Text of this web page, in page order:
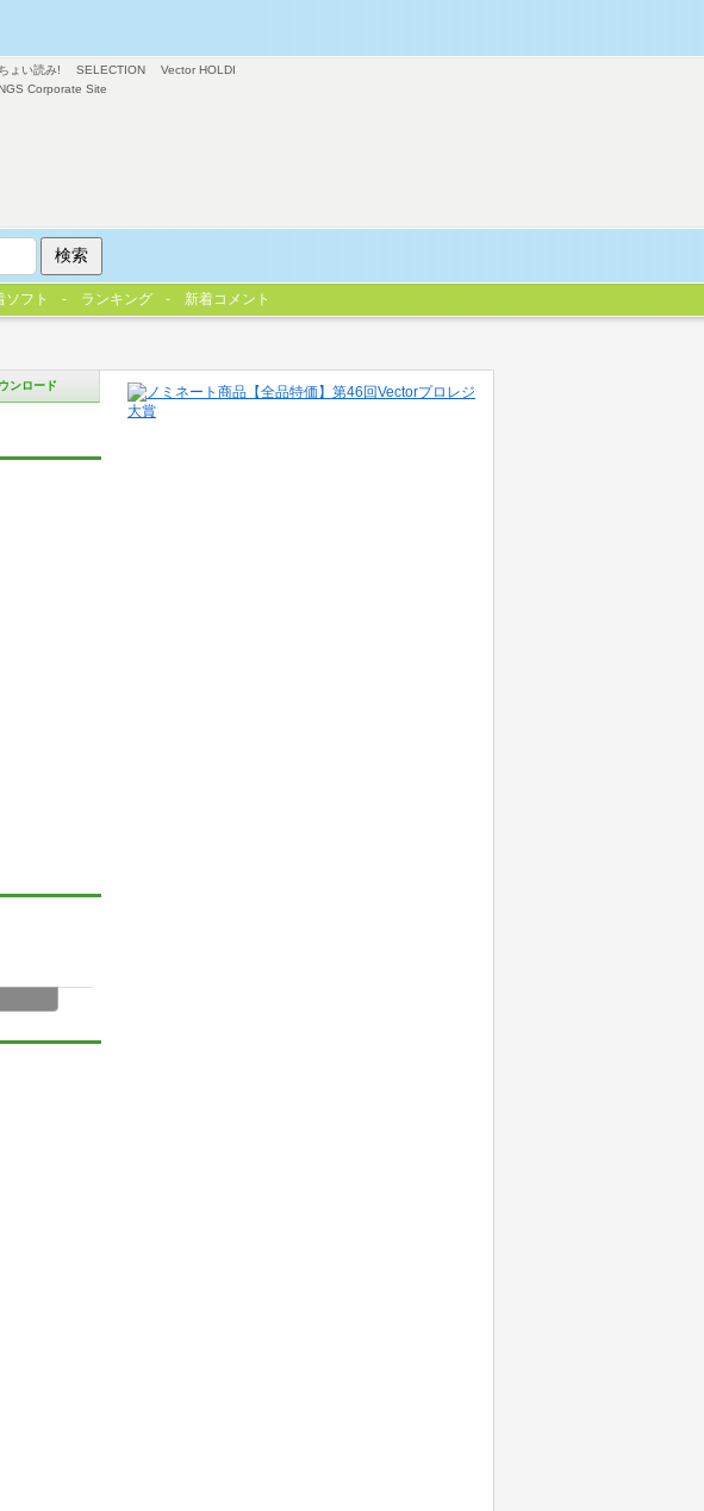
ンロード
ちょい読み! SELECTION
Vector HOLDI
Corporate Site
ソフト ランキング 新着コメント